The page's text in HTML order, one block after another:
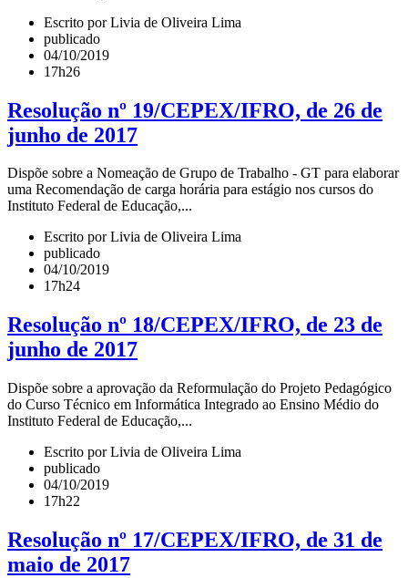
Escrito por Livia de Oliveira Lima
publicado
04/10/2019
17h26
Resolução nº 19/CEPEX/IFRO, de 26 de
junho de 2017
Dispõe sobre a Nomeação de Grupo de Trabalho - GT para elaborar
uma Recomendação de carga horária para estágio nos cursos do
Instituto Federal de Educação,...
Escrito por Livia de Oliveira Lima
publicado
04/10/2019
17h24
Resolução nº 18/CEPEX/IFRO, de 23 de
junho de 2017
Dispõe sobre a aprovação da Reformulação do Projeto Pedagógico
do Curso Técnico em Informática Integrado ao Ensino Médio do
Instituto Federal de Educação,...
Escrito por Livia de Oliveira Lima
publicado
04/10/2019
17h22
Resolução nº 17/CEPEX/IFRO, de 31 de
maio de 2017